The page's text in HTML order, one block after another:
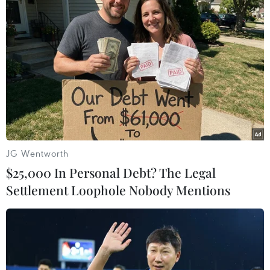
#SEA Games 26 #Đấu kiếm #Judo
#Cử tạ
Theo dõi VietnamPlus
JG Wentworth
$25,000 In Personal Debt? The Legal
Settlement Loophole Nobody Mentions